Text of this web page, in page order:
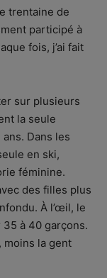
trentaine de
participé à
fois, j’ai fait
sur plusieurs
la seule
Dans les
en ski,
féminine.
des filles plus
À l’œil, le
à 40 garçons.
moins la gent